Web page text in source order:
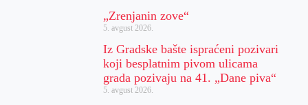
„Zrenjanin zove“
5. avgust 2026.
Iz Gradske bašte ispraćeni pozivari
koji besplatnim pivom ulicama
grada pozivaju na 41. „Dane piva“
5. avgust 2026.